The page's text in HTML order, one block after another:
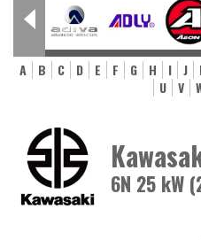
A B C D E F G H I J
U
V
6N 25 kW